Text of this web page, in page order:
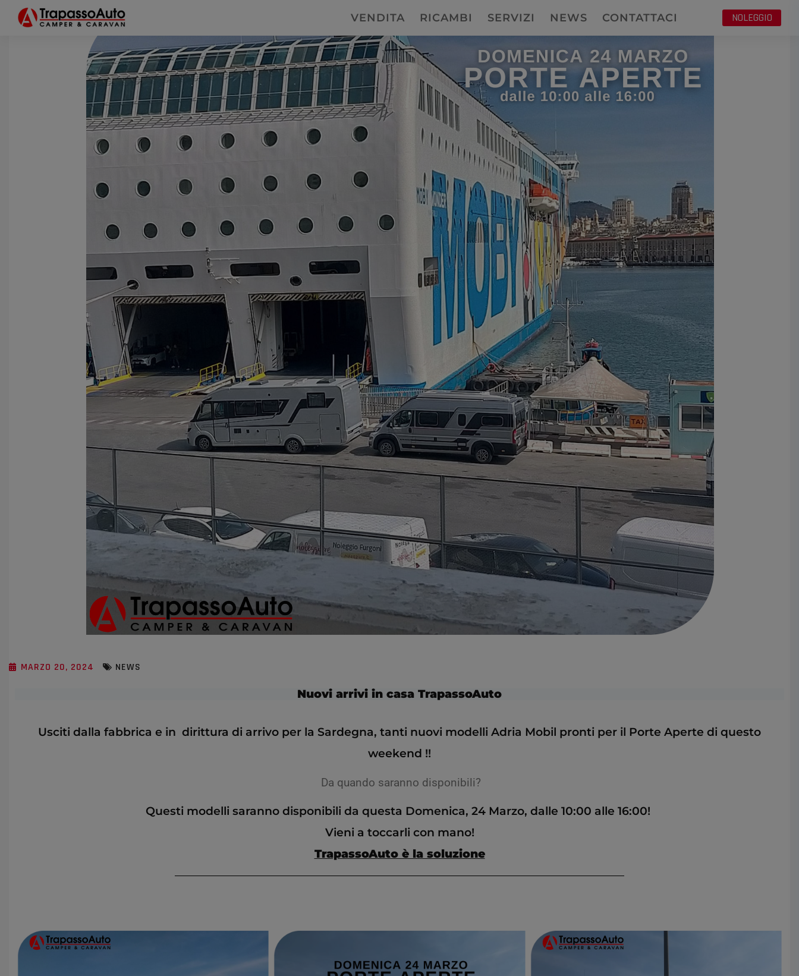
VENDITA RICAMBI SERVIZI NEWS CONTATTACI NOLEGGIO
MARZO 20, 2024 NEWS
Nuovi arrivi in casa TrapassoAuto
Usciti dalla fabbrica e in dirittura di arrivo per la Sardegna, tanti nuovi modelli Adria Mobil pronti per il Porte Aperte di questo
weekend !!
Da quando saranno disponibili?
Questi modelli saranno disponibili da questa Domenica, 24 Marzo, dalle 10:00 alle 16:00!
Vieni a toccarli con mano!
TrapassoAuto è la soluzione